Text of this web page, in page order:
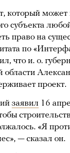
который может
субъекта
право на
по
что и. о.
области
проект.
заявил 16
«Я
— сказал он.